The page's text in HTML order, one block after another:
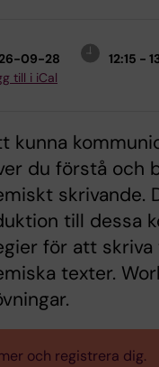
09-28
12:15 -
till i iCal
kunna
du förstå och
skrivande.
till dessa
för att
texter.
och registrera dig.